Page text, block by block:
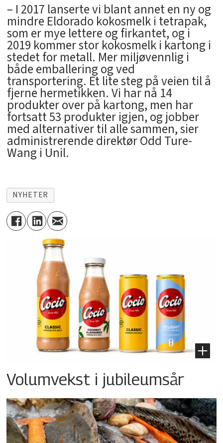
– I 2017 lanserte vi blant annet en ny og
mindre Eldorado kokosmelk i tetrapak,
som er mye lettere og firkantet, og i
2019 kommer stor kokosmelk i kartong i
stedet for metall. Mer miljøvennlig i
både emballering og ved
transportering. Et lite steg på veien til å
fjerne hermetikken. Vi har nå 14
produkter over på kartong, men har
fortsatt 53 produkter igjen, og jobber
med alternativer til alle sammen, sier
administrerende direktør Odd Ture-
Wang i Unil.
NYHETER
Volumvekst i jubileumsår